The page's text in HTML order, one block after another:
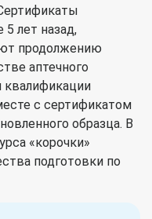
лет назад,
продолжению
аптечного
квалификации
с сертификатом
образца. В
«корочки»
подготовки по